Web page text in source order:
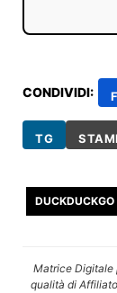
CONDIVIDI:
TG
DUCKDUCKGO
Matrice Digitale
qualità di